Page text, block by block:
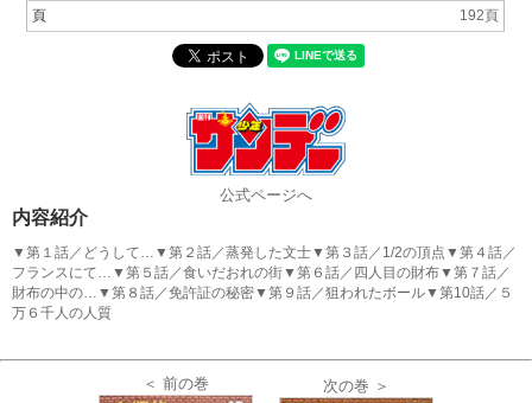
頁
192頁
公式ページへ
内容紹介
▼第１話／どうして…▼第２話／蒸発した文士▼第３話／1/2の頂点▼第４話／
フランスにて…▼第５話／食いだおれの街▼第６話／四人目の財布▼第７話／
財布の中の…▼第８話／免許証の秘密▼第９話／狙われたボール▼第10話／５
万６千人の人質
＜ 前の巻 次の巻 ＞